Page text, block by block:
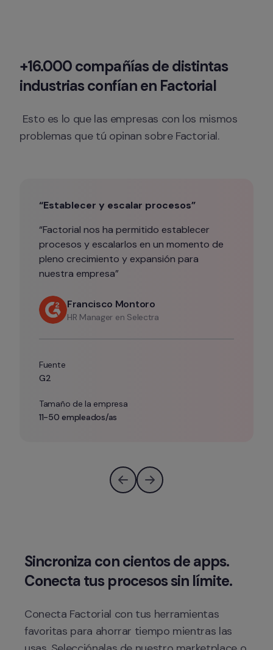
+16.000 compañías de distintas
industrias confían en Factorial
problemas que tú opinan sobre Factorial.
“Establecer y escalar procesos”
“Factorial nos ha permitido establecer
procesos y escalarlos en un momento de
pleno crecimiento y expansión para
nuestra empresa”
Francisco Montoro
HR Manager en Selectra
Fuente
G2
Tamaño de la empresa
11-50 empleados/as
Sincroniza con cientos de apps.
Conecta Factorial con tus herramientas
favoritas para ahorrar tiempo mientras las